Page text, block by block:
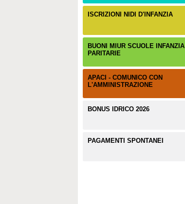
ISCRIZIONI NIDI D'INFANZIA
BUONI MIUR SCUOLE INFANZIA
PARITARIE
APACI - COMUNICO CON
L'AMMINISTRAZIONE
BONUS IDRICO 2026
PAGAMENTI SPONTANEI